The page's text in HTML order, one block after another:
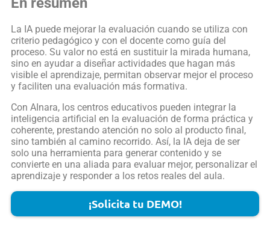
La IA puede mejorar la evaluación cuando se utiliza con
criterio pedagógico y con el docente como guía del
proceso. Su valor no está en sustituir la mirada humana,
sino en ayudar a diseñar actividades que hagan más
visible el aprendizaje, permitan observar mejor el proceso
y faciliten una evaluación más formativa.
Con AInara, los centros educativos pueden integrar la
inteligencia artificial en la evaluación de forma práctica y
coherente, prestando atención no solo al producto final,
sino también al camino recorrido. Así, la IA deja de ser
solo una herramienta para generar contenido y se
convierte en una aliada para evaluar mejor, personalizar el
aprendizaje y responder a los retos reales del aula.
¡Solicita tu DEMO!